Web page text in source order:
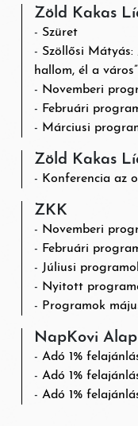
Zöld Kakas
Szüret
Szöllősi Mátyás:
hallom, él a város”
Novemberi
Februári
Márciusi
Zöld Kakas
Konferencia az
ZKK
Novemberi
Februári
Júliusi
Nyitott
Programok
NapKovi
Adó 1%
Adó 1%
Adó 1%